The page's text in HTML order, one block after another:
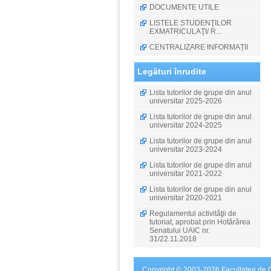
DOCUMENTE UTILE
LISTELE STUDENŢILOR
EXMATRICULAŢI/ R...
CENTRALIZARE INFORMAȚII
Legături înrudite
Lista tutorilor de grupe din anul
universitar 2025-2026
Lista tutorilor de grupe din anul
universitar 2024-2025
Lista tutorilor de grupe din anul
universitar 2023-2024
Lista tutorilor de grupe din anul
universitar 2021-2022
Lista tutorilor de grupe din anul
universitar 2020-2021
Regulamentul activităţii de
tutoriat, aprobat prin Hotărârea
Senatului UAIC nr.
31/22.11.2018